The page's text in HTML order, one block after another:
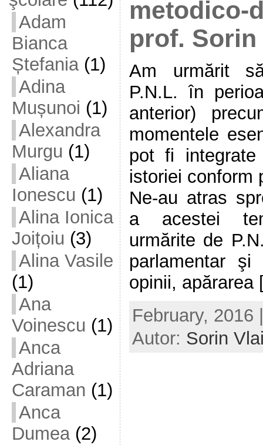
Adam
Bianca
Ștefania(1)
Adina
Mușunoi (1)
Alexandra
Murgu (1)
Aliana
Ionescu (1)
Alina Ionica
Joițoiu (3)
Alina Vasile
(1)
Ana
Voinescu (1)
Anca
Adriana
Caraman (1)
Anca
Dumea(2)
metodico-
prof. Sorin
Am urmărit
P.N.L. în
anterior)
momentele
pot fi integrate
istoriei conform
Ne-au atras
a acestei
urmărite de
parlamentar
opinii, apărarea
February, 2016
Autor: Sorin